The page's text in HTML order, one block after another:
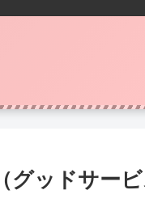
グッドサー